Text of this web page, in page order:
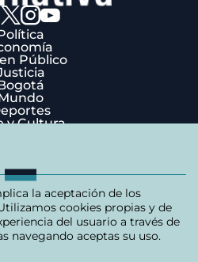
Público
y Cultura
y condiciones
de privacidad
de cookies
Terpel Oficina 501
la aceptación de los
cookies propias y de
del usuario a través de
navegando aceptas su uso.